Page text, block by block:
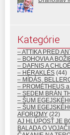
Kategórie
– ATTIKA PRED
– BOHOVIA A
– DAFNIS A
– HÉRAKLÉS (44)
– MÍDÁS,
– PROMÉTHEUS
– SEDEM BRÁN
– ŠUM
– ŠUM
AFORIZMY (22)
AJ HLÚPOSŤ JE
BALADA O